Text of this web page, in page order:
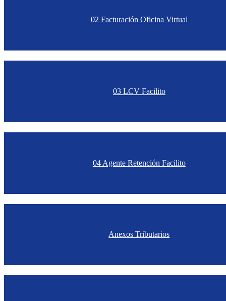
02 Facturación Oficina Virtual
03 LCV Facilito
04 Agente Retención Facilito
Anexos Tributarios